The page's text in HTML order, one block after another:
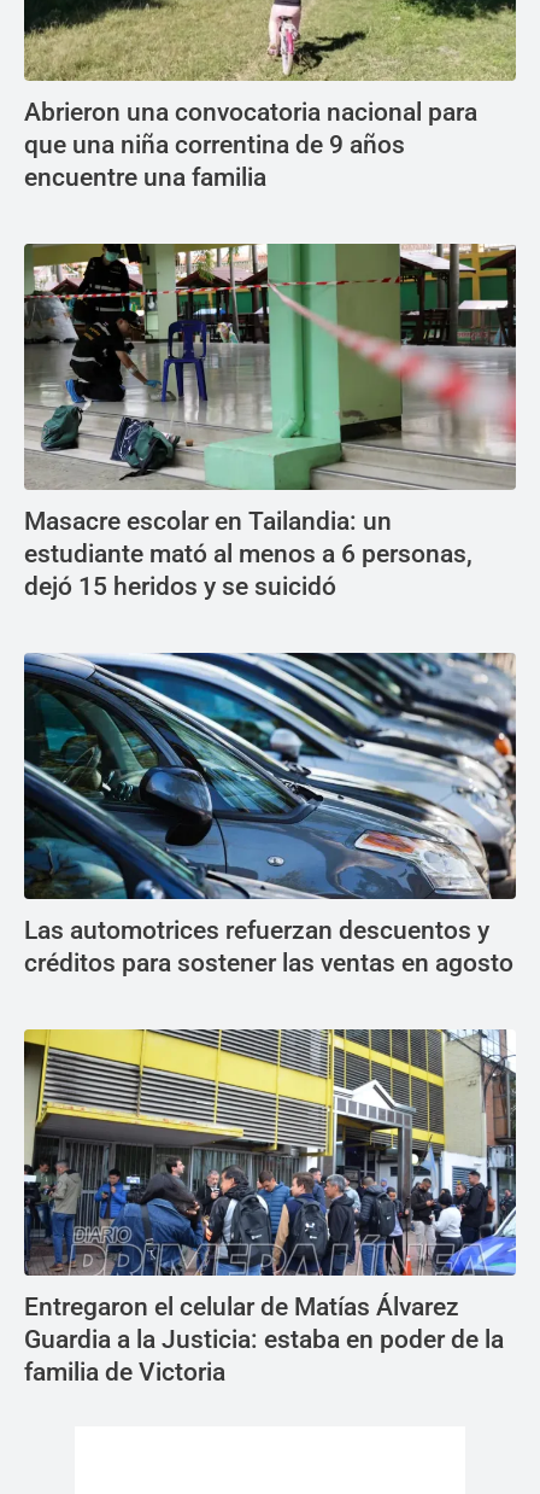
Abrieron una convocatoria nacional para
que una niña correntina de 9 años
encuentre una familia
Masacre escolar en Tailandia: un
estudiante mató al menos a 6 personas,
dejó 15 heridos y se suicidó
Las automotrices refuerzan descuentos y
créditos para sostener las ventas en agosto
Entregaron el celular de Matías Álvarez
Guardia a la Justicia: estaba en poder de la
familia de Victoria